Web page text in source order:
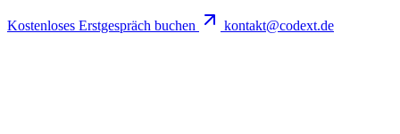
Kostenloses Erstgespräch buchen kontakt@codext.de